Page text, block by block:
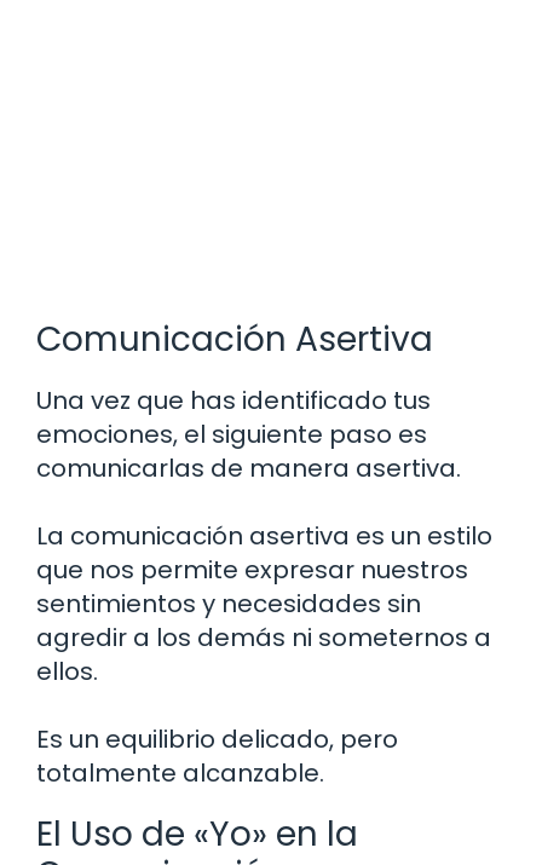
Comunicación Asertiva
Una vez que has identificado tus
emociones, el siguiente paso es
comunicarlas de manera asertiva.
La comunicación asertiva es un estilo
que nos permite expresar nuestros
sentimientos y necesidades sin
agredir a los demás ni someternos a
ellos.
Es un equilibrio delicado, pero
totalmente alcanzable.
El Uso de «Yo» en la